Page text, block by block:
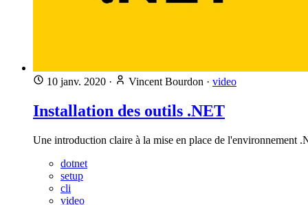
10 janv. 2020 · Vincent Bourdon · video
Installation des outils .NET
Une introduction claire à la mise en place de l'environnement
dotnet
setup
cli
video